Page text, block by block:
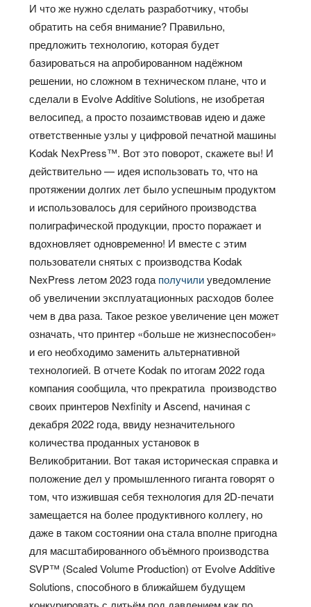
И что же нужно сделать разработчику, чтобы
обратить на себя внимание? Правильно,
предложить технологию, которая будет
базироваться на апробированном надёжном
решении, но сложном в техническом плане, что и
сделали в Evolve Additive Solutions, не изобретая
велосипед, а просто позаимствовав идею и даже
ответственные узлы у цифровой печатной машины
Kodak NexPress™. Вот это поворот, скажете вы! И
действительно — идея использовать то, что на
протяжении долгих лет было успешным продуктом
и использовалось для серийного производства
полиграфической продукции, просто поражает и
вдохновляет одновременно! И вместе с этим
пользователи снятых с производства Kodak
NexPress летом 2023 года получилиуведомление
об увеличении эксплуатационных расходов более
чем в два раза. Такое резкое увеличение цен может
означать, что принтер «больше не жизнеспособен»
и его необходимо заменить альтернативной
технологией. В отчете Kodak по итогам 2022 года
компания сообщила, что прекратила производство
своих принтеров Nexfinity и Ascend, начиная с
декабря 2022 года, ввиду незначительного
количества проданных установок в
Великобритании. Вот такая историческая справка и
положение дел у промышленного гиганта говорят о
том, что изжившая себя технология для 2D-печати
замещается на более продуктивного коллегу, но
даже в таком состоянии она стала вполне пригодна
для масштабированного объёмного производства
SVP™ (Scaled Volume Production) от Evolve Additive
Solutions, способного в ближайшем будущем